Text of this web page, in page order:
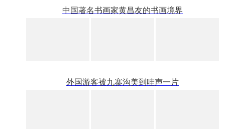
中国著名书画家黄昌友的书画境界
外国游客被九寨沟美到哇声一片